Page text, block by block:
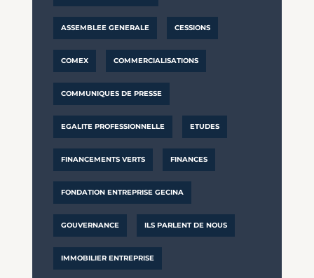
ASSEMBLEE GENERALE CESSIONS
COMEX COMMERCIALISATIONS
COMMUNIQUES DE PRESSE
EGALITE PROFESSIONNELLE ETUDES
FINANCEMENTS VERTS FINANCES
FONDATION ENTREPRISE GECINA
GOUVERNANCE ILS PARLENT DE NOUS
IMMOBILIER ENTREPRISE